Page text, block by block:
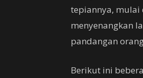
tepiannya, mulai
menyenangkan
pandangan
Berikut ini